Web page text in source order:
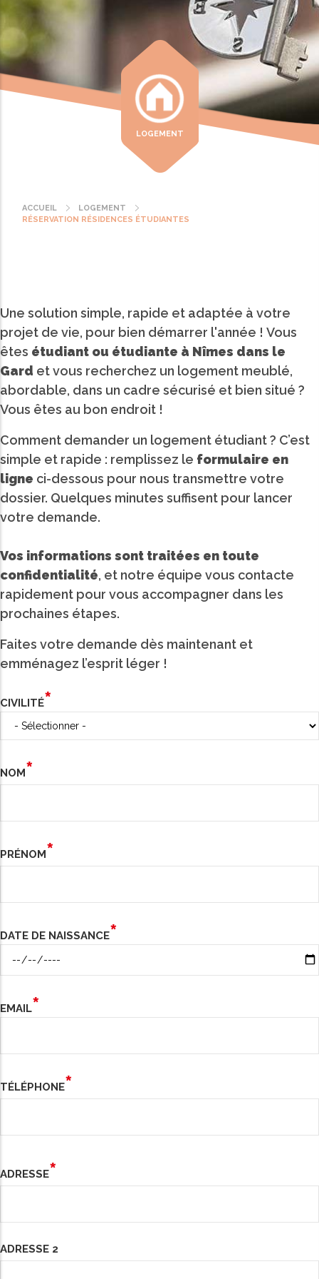
LOGEMENT
Fil
ACCUEIL
LOGEMENT
RÉSERVATION RÉSIDENCES ÉTUDIANTES
Une solution simple, rapide et adaptée à votre
projet de vie, pour bien démarrer l'année ! Vous
êtes étudiant ou étudiante à Nîmes dans le
Gard et vous recherchez un logement meublé,
abordable, dans un cadre sécurisé et bien situé ?
Vous êtes au bon endroit !
Comment demander un logement étudiant ? C’est
simple et rapide : remplissez le formulaire en
ligne ci-dessous pour nous transmettre votre
dossier. Quelques minutes suffisent pour lancer
votre demande.
Vos informations sont traitées en toute
confidentialité, et notre équipe vous contacte
rapidement pour vous accompagner dans les
prochaines étapes.
Faites votre demande dès maintenant et
emménagez l’esprit léger !
CIVILITÉ
NOM
PRÉNOM
DATE DE NAISSANCE
EMAIL
TÉLÉPHONE
Adresse
ADRESSE
ADRESSE 2